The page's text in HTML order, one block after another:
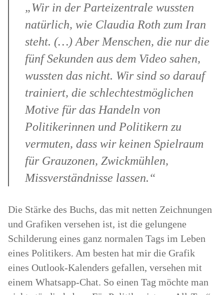
„Wir in der Parteizentrale wussten
natürlich, wie Claudia Roth zum Iran
steht. (…) Aber Menschen, die nur die
fünf Sekunden aus dem Video sahen,
wussten das nicht. Wir sind so darauf
trainiert, die schlechtestmöglichen
Motive für das Handeln von
Politikerinnen und Politikern zu
vermuten, dass wir keinen Spielraum
für Grauzonen, Zwickmühlen,
Missverständnisse lassen.“
Die Stärke des Buchs, das mit netten Zeichnungen
und Grafiken versehen ist, ist die gelungene
Schilderung eines ganz normalen Tags im Leben
eines Politikers. Am besten hat mir die Grafik
eines Outlook-Kalenders gefallen, versehen mit
einem Whatsapp-Chat. So einen Tag möchte man